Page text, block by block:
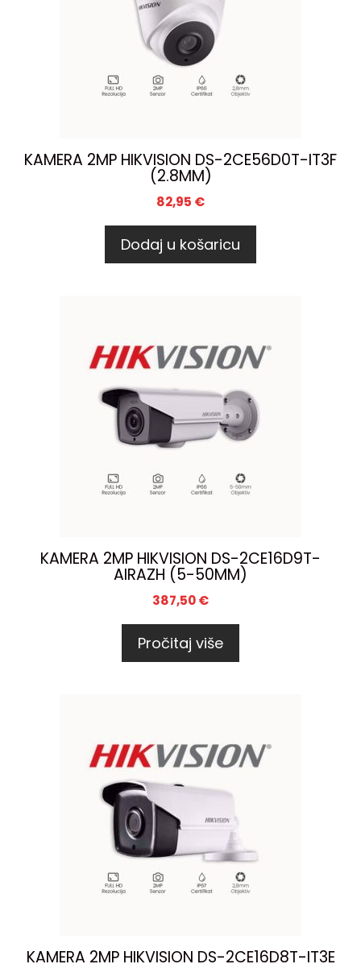
KAMERA 2MP HIKVISION DS-2CE56D0T-IT3F
(2.8MM)
82,95 €
Dodaj u košaricu
KAMERA 2MP HIKVISION DS-2CE16D9T-
AIRAZH (5-50MM)
387,50€
Pročitaj više
KAMERA 2MP HIKVISION DS-2CE16D8T-IT3E